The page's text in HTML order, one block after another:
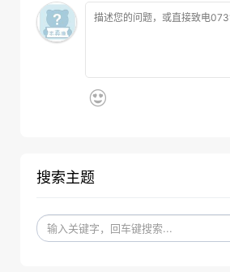
搜索主题